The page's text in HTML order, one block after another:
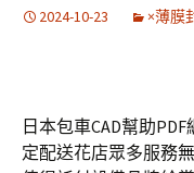
2024-10-23 ×薄膜
日本包車CAD幫助
定配送花店眾多服務